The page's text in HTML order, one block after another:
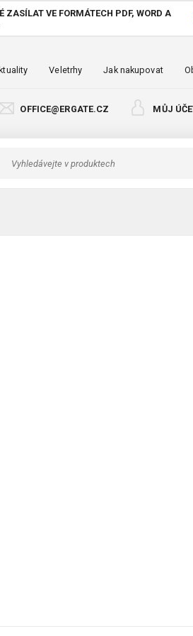
ZASÍLAT VE FORMÁTECH PDF, WORD A
Veletrhy Jak nakupovat
OFFICE@ERGATE.CZ MŮJ